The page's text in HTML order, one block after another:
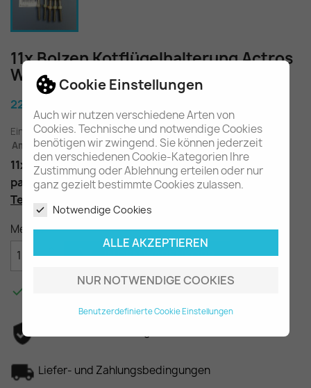
Cookie Einstellungen
Auch wir nutzen verschiedene Arten von
Cookies. Technische und notwendige Cookies
benötigen wir zwingend. Sie können jederzeit
den verschiedenen Cookie-Kategorien Ihre
Zustimmung oder Ablehnung erteilen oder nur
ganz gezielt bestimmte Cookies zulassen.
Notwendige Cookies
ALLE AKZEPTIEREN
NUR NOTWENDIGE COOKIES
Benutzerdefinierte Cookie Einstellungen
11x Bolzen Kotflügelhalterung Actros
W954 944 375 A0009911212
22,40 €
Einschl. gesetzl. MwSt. zuzügl. Versandkosten
Am Lager - In 2-3 Tagen bei Ihnen (Inland)
11x Bolzen für die Kotflügelhalterung
passend im Actros W954 W944 W375
Teilenummer
Menge
 IN DEN WARENKORB

Liefer- und Zahlungsbedingungen